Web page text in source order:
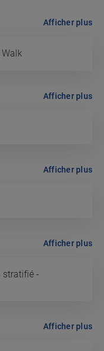
Afficher plus
Afficher plus
Afficher plus
stratifié -
Afficher plus
Afficher plus